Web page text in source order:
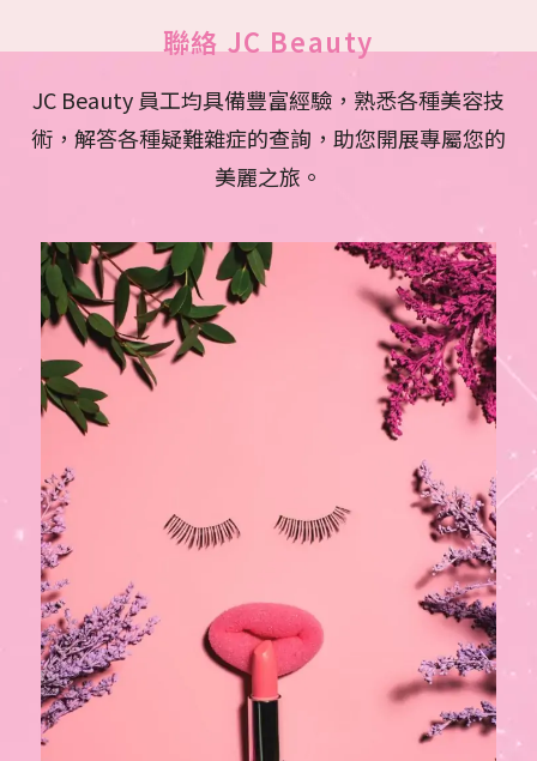
聯絡 JC Beauty
JC Beauty 員工均具備豐富經驗，熟悉各種美容技
術，解答各種疑難雜症的查詢，助您開展專屬您的
美麗之旅。